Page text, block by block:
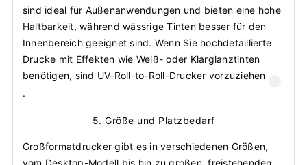
sind ideal für Außenanwendungen und bieten eine hohe
Haltbarkeit, während wässrige Tinten besser für den
Innenbereich geeignet sind. Wenn Sie hochdetaillierte
Drucke mit Effekten wie Weiß- oder Klarglanztinten
benötigen, sind UV-Roll-to-Roll-Drucker vorzuziehen
.
5. Größe und Platzbedarf
Großformatdrucker gibt es in verschiedenen Größen,
vom Desktop-Modell bis hin zu großen, freistehenden